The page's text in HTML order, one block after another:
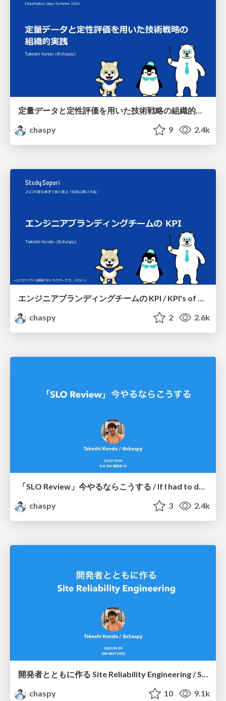
定量データと定性評価を用いた技術戦略の組織的実践 / Systematic implementation of technology strategies using quantitative data and qualitative evaluation
chaspy
9 2.4k
エンジニアブランディングチームの KPI / KPI's of engineer branding team
chaspy
2 2.6k
chaspy
3 2.4k
開発者とともに作る Site Reliability Engineering / SREing with Developers
chaspy
10 9.1k